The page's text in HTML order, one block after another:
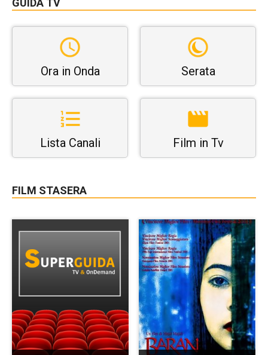
GUIDA TV
Ora in Onda Serata
Lista Canali Film in Tv
FILM STASERA